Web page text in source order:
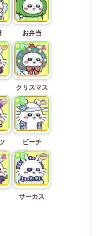
お弁当
クリスマス
ビーチ
サーカス